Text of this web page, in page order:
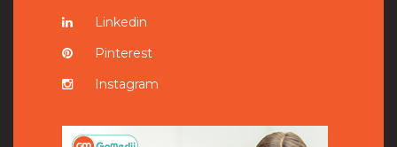
Linkedin
Pinterest
Instagram